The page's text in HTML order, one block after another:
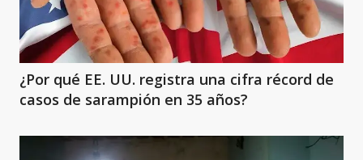
¿Por qué EE. UU. registra una cifra récord de
casos de sarampión en 35 años?